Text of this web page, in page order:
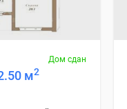
Дом сдан
м2